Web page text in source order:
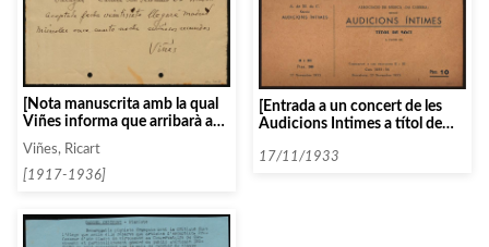
[Nota manuscrita amb la qual
Viñes informa que arribarà a
Madrid el dimecres]
Viñes, Ricart
[1917-1936]
[Entrada a un concert de les
Audicions Intimes a títol de
17/11/1933